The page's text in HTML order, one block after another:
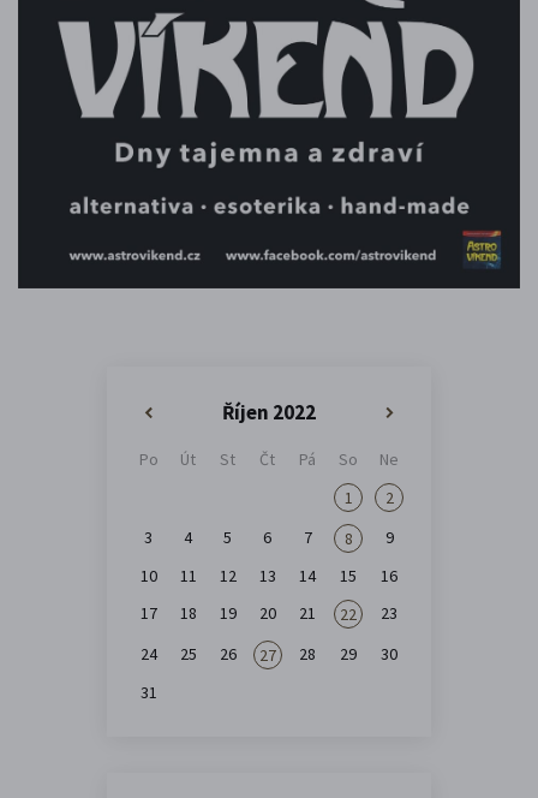
Říjen 2022
Po Út St Čt Pá So
Ne
1
2
3
4 5 6 7 8
9
10
11 12 13 14 15
16
17
18 19 20 21 22
23
24
25 26 27 28 29
30
31